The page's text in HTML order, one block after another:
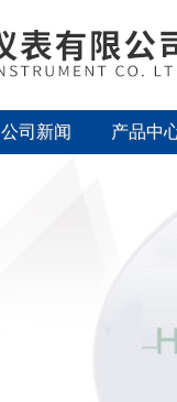
公司新闻 产品中